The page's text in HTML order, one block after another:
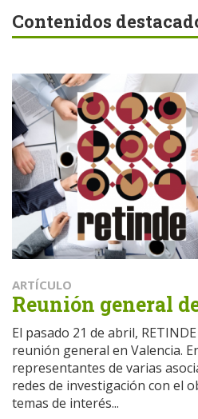
Contenidos
ARTÍCULO
Reunión general
El pasado 21 de abril,
reunión general en Valencia.
representantes de varias
redes de investigación con el
temas de interés...